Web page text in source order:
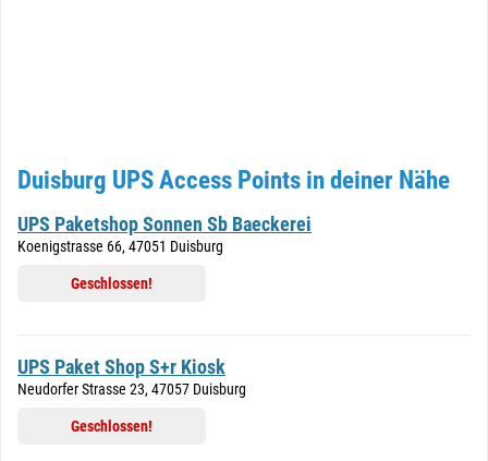
Duisburg UPS Access Points in deiner Nähe
UPS Paketshop Sonnen Sb Baeckerei
Koenigstrasse 66, 47051 Duisburg
Geschlossen!
UPS Paket Shop S+r Kiosk
Neudorfer Strasse 23, 47057 Duisburg
Geschlossen!